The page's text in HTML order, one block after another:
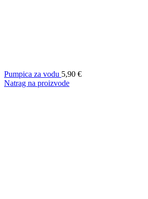
Pumpica za vodu 5,90 €
Natrag na proizvode